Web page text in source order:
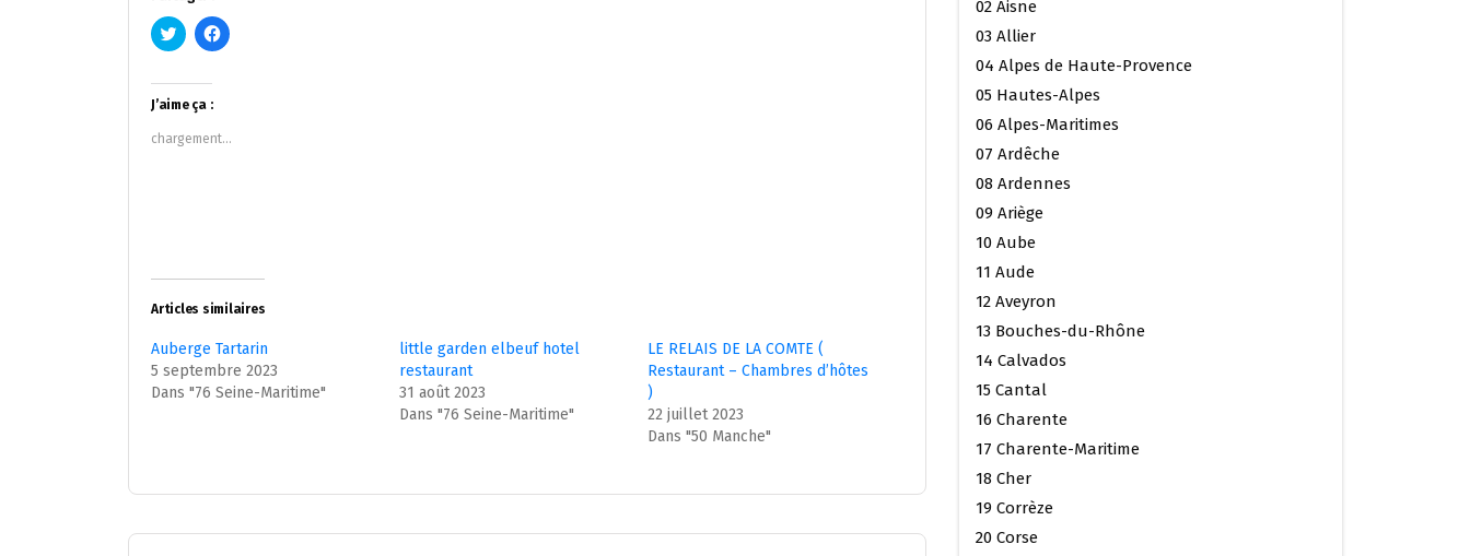
Cliquez
pour
Twitter(ouvre
dans
une
nouvelle
fenêtre)
Cliquez
pour
fenêtre)
J’aime ça :
chargement…
Articles similaires
Auberge Tartarin
5 septembre 2023
Dans "76 Seine-Maritime"
little garden elbeuf hotel
restaurant
31 août 2023
Dans "76 Seine-Maritime"
LE RELAIS DE LA COMTE (
Restaurant – Chambres d’hôtes
)
22 juillet 2023
Dans "50 Manche"
02 Aisne
03 Allier
04 Alpes de Haute-Provence
05 Hautes-Alpes
06 Alpes-Maritimes
07 Ardêche
08 Ardennes
09 Ariège
10 Aube
11 Aude
12 Aveyron
13 Bouches-du-Rhône
14 Calvados
15 Cantal
16 Charente
17 Charente-Maritime
18 Cher
19 Corrèze
20 Corse